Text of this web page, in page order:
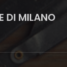
DI MILANO